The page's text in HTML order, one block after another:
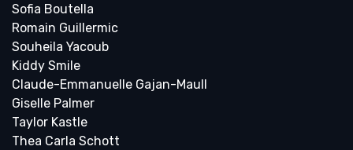
Sofia Boutella
Romain Guillermic
Souheila Yacoub
Kiddy Smile
Claude-Emmanuelle Gajan-Maull
Giselle Palmer
Taylor Kastle
Thea Carla Schott